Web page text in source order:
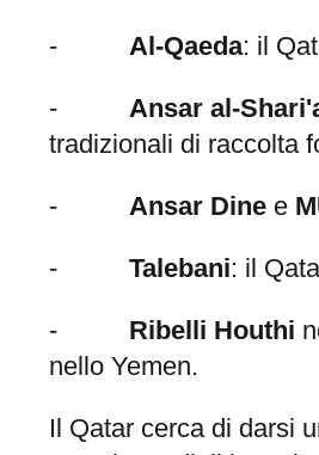
- Al-Qaeda: il
- Ansar al-
tradizionali di raccolta
- Ansar Dine e
- Talebani: il
- Ribelli Houthi
nello Yemen.
Il Qatar cerca di darsi